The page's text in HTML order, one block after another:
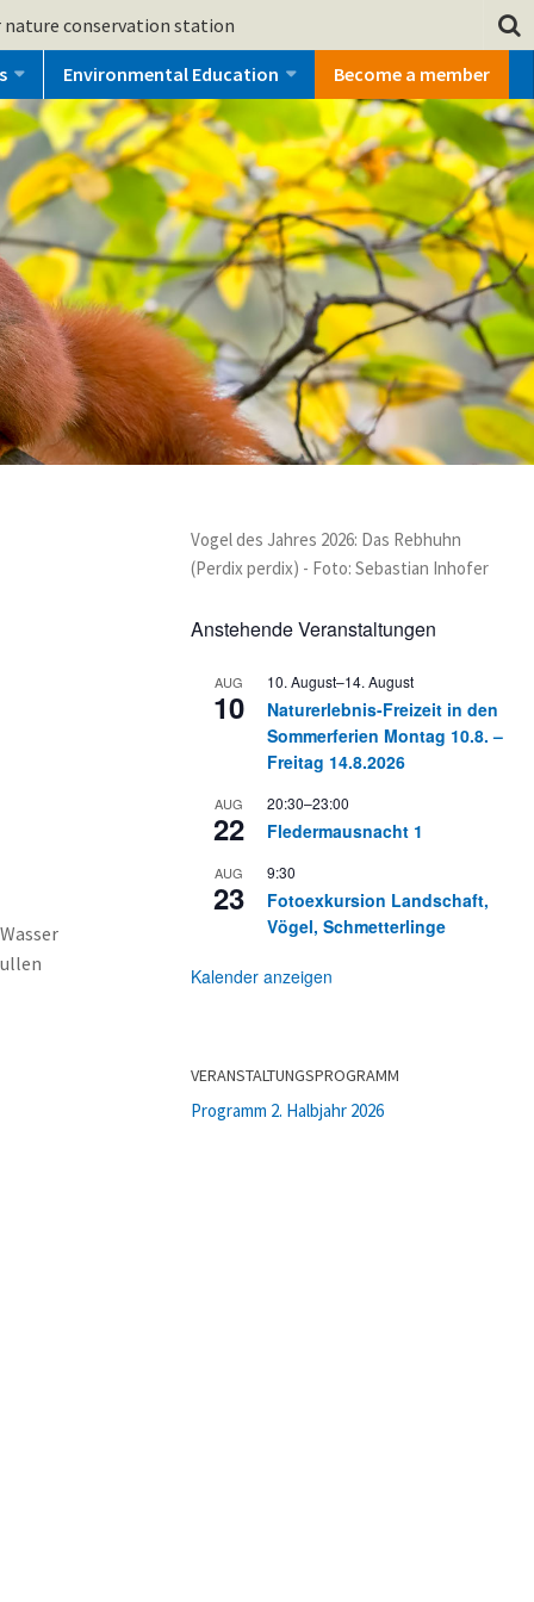
nature conservation station
Environmental Education Become a member
Vogel des Jahres 2026: Das Rebhuhn
(Perdix perdix) - Foto: Sebastian Inhofer
Anstehende Veranstaltungen
AUG
10
10. August–14. August
Naturerlebnis-Freizeit in den
Sommerferien Montag 10.8. –
Freitag 14.8.2026
AUG
22
20:30–23:00
Fledermausnacht 1
AUG
23
9:30
Fotoexkursion Landschaft,
Vögel, Schmetterlinge
Kalender anzeigen
VERANSTALTUNGSPROGRAMM
Programm 2. Halbjahr 2026